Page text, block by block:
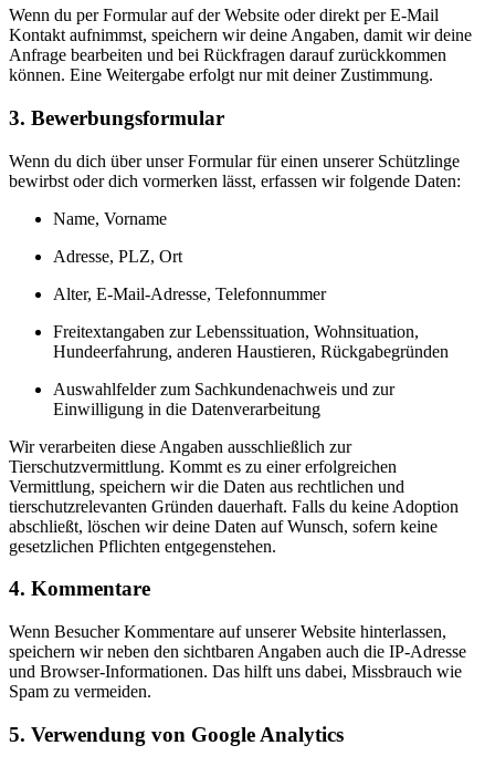
Wenn du per Formular auf der Website oder direkt per E-Mail
Kontakt aufnimmst, speichern wir deine Angaben, damit wir deine
Anfrage bearbeiten und bei Rückfragen darauf zurückkommen
können. Eine Weitergabe erfolgt nur mit deiner Zustimmung.
3. Bewerbungsformular
Wenn du dich über unser Formular für einen unserer Schützlinge
bewirbst oder dich vormerken lässt, erfassen wir folgende Daten:
Name, Vorname
Adresse, PLZ, Ort
Alter, E-Mail-Adresse, Telefonnummer
Freitextangaben zur Lebenssituation, Wohnsituation,
Hundeerfahrung, anderen Haustieren, Rückgabegründen
Auswahlfelder zum Sachkundenachweis und zur
Einwilligung in die Datenverarbeitung
Wir verarbeiten diese Angaben ausschließlich zur
Tierschutzvermittlung. Kommt es zu einer erfolgreichen
Vermittlung, speichern wir die Daten aus rechtlichen und
tierschutzrelevanten Gründen dauerhaft. Falls du keine Adoption
abschließt, löschen wir deine Daten auf Wunsch, sofern keine
gesetzlichen Pflichten entgegenstehen.
4. Kommentare
Wenn Besucher Kommentare auf unserer Website hinterlassen,
speichern wir neben den sichtbaren Angaben auch die IP-Adresse
und Browser-Informationen. Das hilft uns dabei, Missbrauch wie
Spam zu vermeiden.
5. Verwendung von Google Analytics